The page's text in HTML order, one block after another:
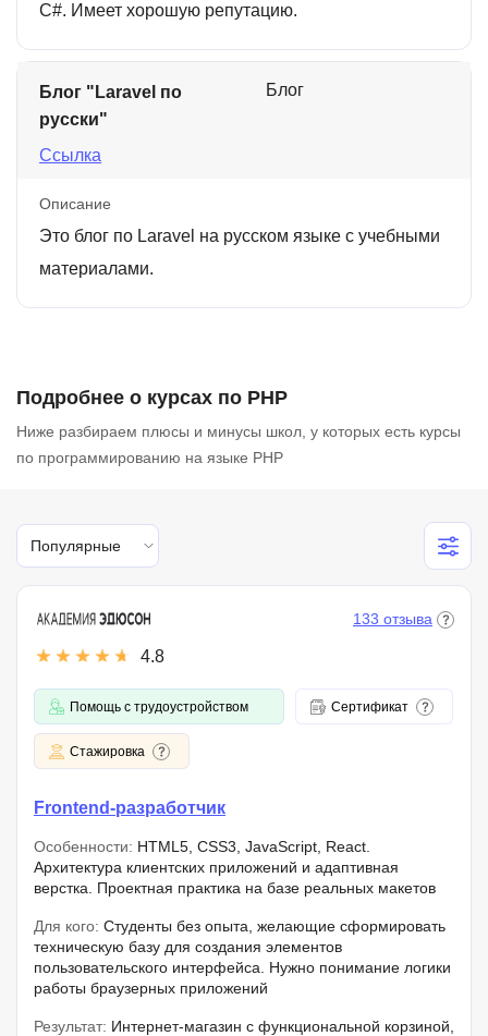
C#. Имеет хорошую репутацию.
Блог "Laravel по
русски"
Ссылка
Блог
Описание
Это блог по Laravel на русском языке с учебными
материалами.
Подробнее о курсах по PHP
Ниже разбираем плюсы и минусы школ, у которых есть курсы
по программированию на языке PHP
Популярные
4.8
133 отзыва
Помощь с трудоустройством Сертификат
Стажировка
Frontend-разработчик
Особенности: HTML5, CSS3, JavaScript, React.
Архитектура клиентских приложений и адаптивная
верстка. Проектная практика на базе реальных макетов
Для кого: Студенты без опыта, желающие сформировать
техническую базу для создания элементов
пользовательского интерфейса. Нужно понимание логики
работы браузерных приложений
Результат: Интернет-магазин с функциональной корзиной,